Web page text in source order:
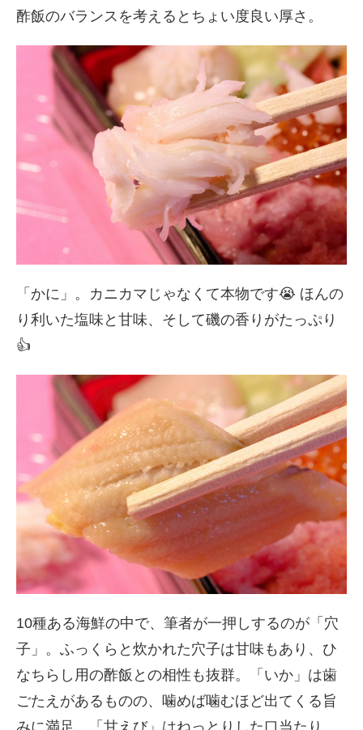
酢飯のバランスを考えるとちょい度良い厚さ。
「かに」。カニカマじゃなくて本物です😭 ほんの
り利いた塩味と甘味、そして磯の香りがたっぷり
👍
10種ある海鮮の中で、筆者が一押しするのが「穴
子」。ふっくらと炊かれた穴子は甘味もあり、ひ
なちらし用の酢飯との相性も抜群。「いか」は歯
ごたえがあるものの、噛めば噛むほど出てくる旨